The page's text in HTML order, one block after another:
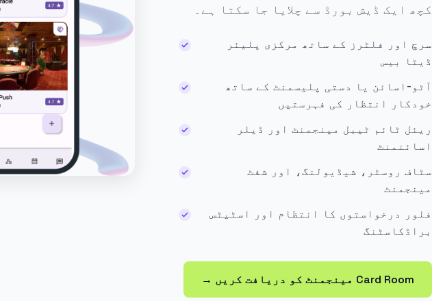
کچھ ایک ڈیش بورڈ سے چلایا جا سکتا ہے۔
سرچ اور فلٹرز کے ساتھ مرکزی پلیئر
ڈیٹا بیس
آٹو-اسائن یا دستی پلیسمنٹ کے ساتھ
خودکار انتظار کی فہرستیں
ریئل ٹائم ٹیبل مینجمنٹ اور ڈیلر
اسائنمنٹ
سٹاف روسٹر، شیڈیولنگ، اور شفٹ
مینجمنٹ
فلور درخواستوں کا انتظام اور اسٹیٹس
براڈکاسٹنگ
Card Room مینجمنٹ کو دریافت کریں →